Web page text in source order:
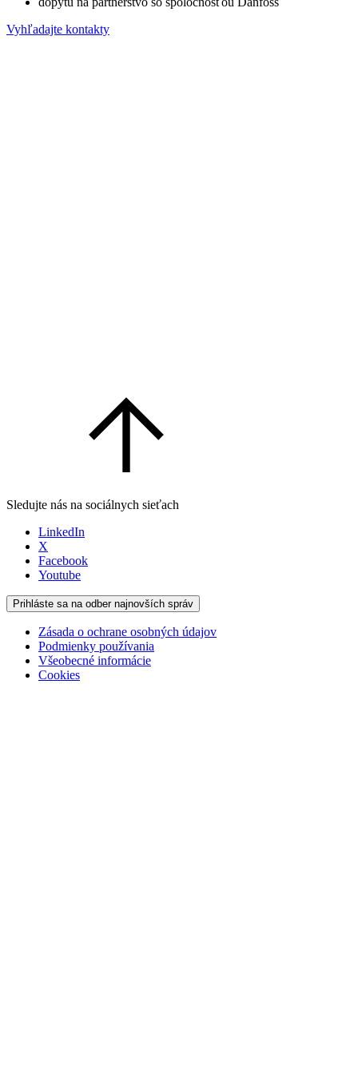
Vyhľadajte kontakty
Sledujte nás na sociálnych sieťach
LinkedIn
X
Facebook
Youtube
Prihláste sa na odber najnovších správ
Zásada o ochrane osobných údajov
Podmienky používania
Všeobecné informácie
Cookies